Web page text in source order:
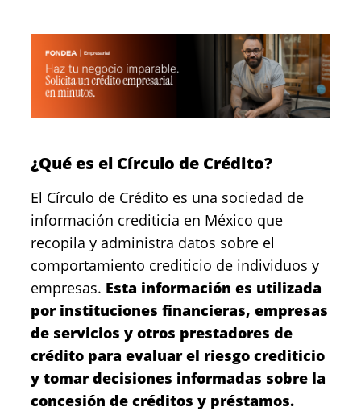
¿Qué es el Círculo de Crédito?
El Círculo de Crédito es una sociedad de
información crediticia en México que
recopila y administra datos sobre el
comportamiento crediticio de individuos y
empresas. Esta información es utilizada
por instituciones financieras, empresas
de servicios y otros prestadores de
crédito para evaluar el riesgo crediticio
y tomar decisiones informadas sobre la
concesión de créditos y préstamos.